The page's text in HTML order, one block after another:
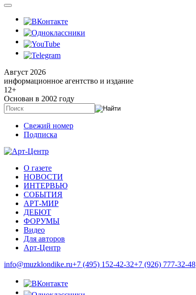
Август 2026
информационное агентство и издание
12+
Основан в 2002 году
Свежий номер
Подписка
О газете
НОВОСТИ
ИНТЕРВЬЮ
СОБЫТИЯ
АРТ-МИР
ДЕБЮТ
ФОРУМЫ
Видео
Для авторов
Арт-Центр
info@muzklondike.ru+7 (495) 152-42-32+7 (926) 777-32-48